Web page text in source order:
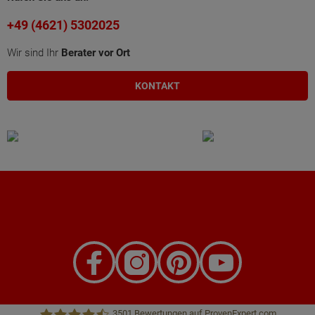
+49 (4621) 5302025
Wir sind Ihr Berater vor Ort
KONTAKT